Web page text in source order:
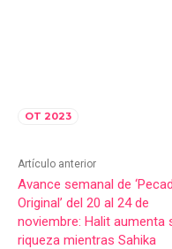
OT 2023
Artículo anterior
Avance semanal de
Original’ del 20 al 24 de
noviembre: Halit aumenta
riqueza mientras Sahika